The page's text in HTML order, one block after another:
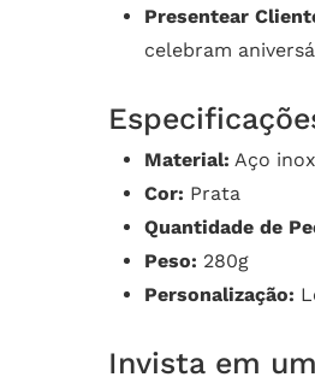
Presentear
celebram
Material: Aço
Cor: Prata
Quantidade de
Peso: 280g
Personalização:
Invista em